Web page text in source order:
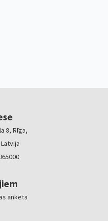
8, Rīga,
Latvija
anketa